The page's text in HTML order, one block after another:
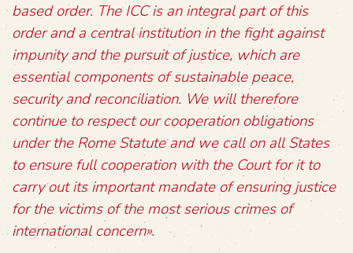
based order. The ICC is an integral part of this
order and a central institution in the fight against
impunity and the pursuit of justice, which are
essential components of sustainable peace,
security and reconciliation. We will therefore
continue to respect our cooperation obligations
under the Rome Statute and we call on all States
to ensure full cooperation with the Court for it to
carry out its important mandate of ensuring justice
for the victims of the most serious crimes of
international concern».